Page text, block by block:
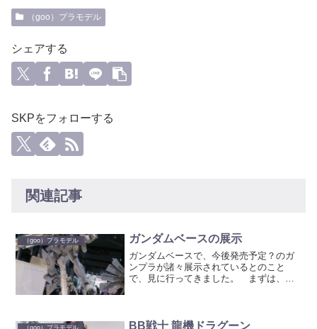
（goo）プラモデル
シェアする
SKPをフォローする
関連記事
（goo）プラモデル ガンダムベースの展示
ガンダムベースで、今後発売予定？のガ
ンプラが諸々展示されているとのこと
で、見に行ってきました。 まずは、MG
BB戦士 龍機ドラグーン